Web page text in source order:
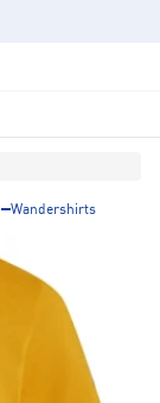
Wandershirts